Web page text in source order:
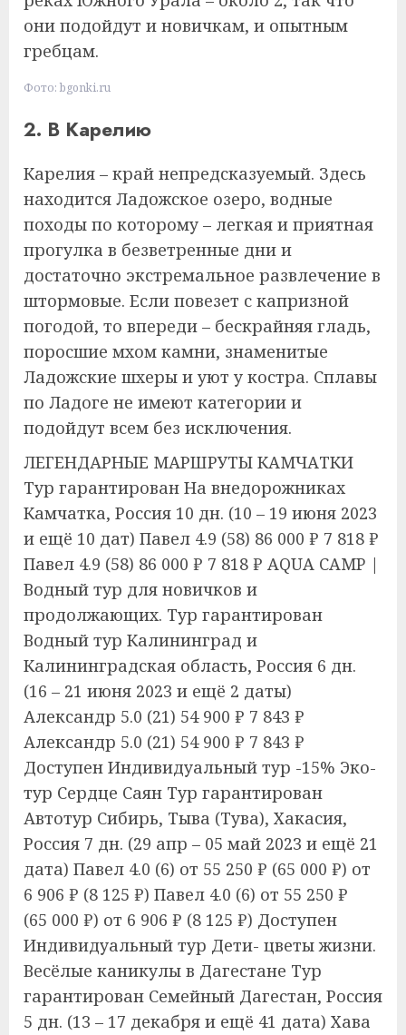
они подойдут и новичкам, и опытным
гребцам.
Фото: bgonki.ru
2. В Карелию
Карелия – край непредсказуемый. Здесь
находится Ладожское озеро, водные
походы по которому – легкая и приятная
прогулка в безветренные дни и
достаточно экстремальное развлечение в
штормовые. Если повезет с капризной
погодой, то впереди – бескрайняя гладь,
поросшие мхом камни, знаменитые
Ладожские шхеры и уют у костра. Сплавы
по Ладоге не имеют категории и
подойдут всем без исключения.
ЛЕГЕНДАРНЫЕ МАРШРУТЫ КАМЧАТКИ
Тур гарантирован На внедорожниках
Камчатка, Россия 10 дн. (10 – 19 июня 2023
и ещё 10 дат) Павел 4.9 (58) 86 000 ₽ 7 818 ₽
Павел 4.9 (58) 86 000 ₽ 7 818 ₽ AQUA CAMP |
Водный тур для новичков и
продолжающих. Тур гарантирован
Водный тур Калининград и
Калининградская область, Россия 6 дн.
(16 – 21 июня 2023 и ещё 2 даты)
Александр 5.0 (21) 54 900 ₽ 7 843 ₽
Александр 5.0 (21) 54 900 ₽ 7 843 ₽
Доступен Индивидуальный тур -15% Эко-
тур Сердце Саян Тур гарантирован
Автотур Сибирь, Тыва (Тува), Хакасия,
Россия 7 дн. (29 апр – 05 май 2023 и ещё 21
дата) Павел 4.0 (6) от 55 250 ₽ (65 000 ₽) от
6 906 ₽ (8 125 ₽) Павел 4.0 (6) от 55 250 ₽
(65 000 ₽) от 6 906 ₽ (8 125 ₽) Доступен
Индивидуальный тур Дети- цветы жизни.
Весёлые каникулы в Дагестане Тур
гарантирован Семейный Дагестан, Россия
5 дн. (13 – 17 декабря и ещё 41 дата) Хава